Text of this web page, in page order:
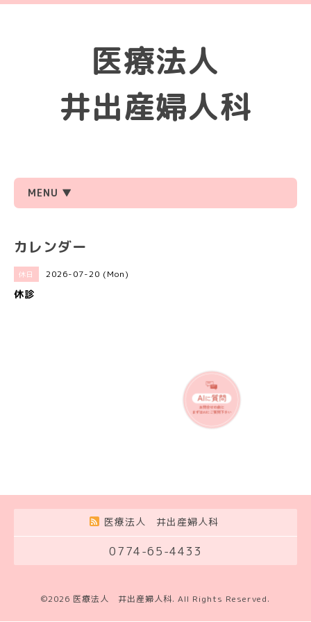
医療法人
井出産婦人科
MENU ▼
カレンダー
休日 2026-07-20 (Mon)
休診
医療法人 井出産婦人科
0774-65-4433
©2026 医療法人 井出産婦人科. All Rights Reserved.